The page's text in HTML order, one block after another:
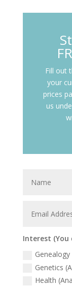
Fill out
your
prices
us
Interest (You
Genetics
Health